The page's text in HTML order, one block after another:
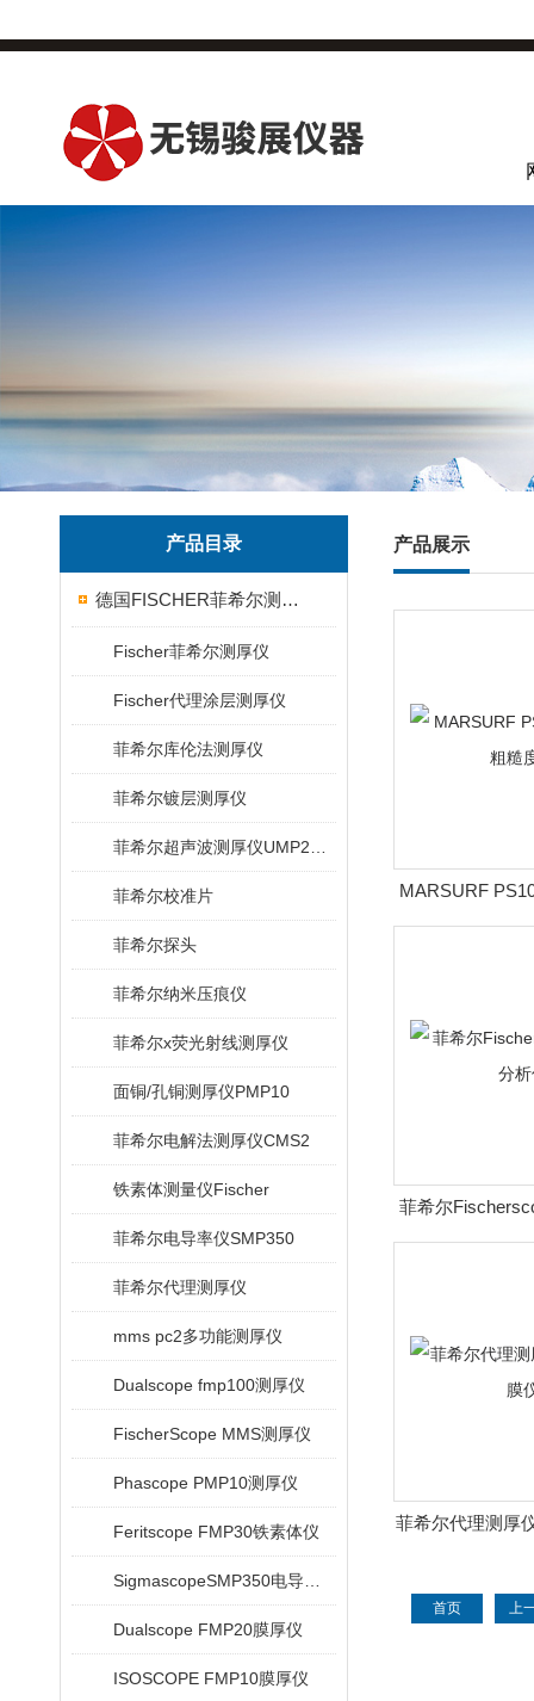
产品目录
德国FISCHER菲希尔测厚仪
Fischer菲希尔测厚仪
Fischer代理涂层测厚仪
菲希尔库伦法测厚仪
菲希尔镀层测厚仪
菲希尔校准片
菲希尔探头
菲希尔纳米压痕仪
菲希尔x荧光射线测厚仪
面铜/孔铜测厚仪PMP10
菲希尔电解法测厚仪CMS2
铁素体测量仪Fischer
菲希尔电导率仪SMP350
菲希尔代理测厚仪
mms pc2多功能测厚仪
Dualscope fmp100测厚仪
FischerScope MMS测厚仪
Phascope PMP10测厚仪
Feritscope FMP30铁素体仪
Dualscope FMP20膜厚仪
ISOSCOPE FMP10膜厚仪
产品展示
MARSURF
度
菲希尔
仪
菲希尔代理测厚
首页 上